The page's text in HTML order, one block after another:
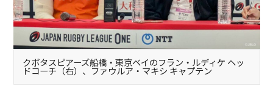
クボタスピアーズ船橋・東京ベイのフラン・ルディケ ヘッ
ドコーチ（右）、ファウルア・マキシ キャプテン